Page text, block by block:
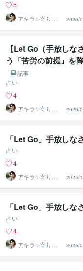
5
アキラ✨寄り添
う聴き手 迷い不
安の相談室
2026/
【Let Go（手放しな
う「苦労の前提」を
記事
占い
4
アキラ✨寄り添
う聴き手 迷い不
安の相談室
2026/
「Let Go」手放しな
占い
4
アキラ✨寄り添
う聴き手 迷い不
安の相談室
2025/
「Let Go」手放しな
占い
4
アキラ✨寄り添
う聴き手 迷い不
安の相談室
2025/